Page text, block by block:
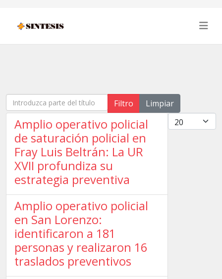
Introduzca parte del título Filtro
Limpiar
Cantidad
Amplio operativo policial
de saturación policial en
Fray Luis Beltrán: La UR
XVII profundiza su
estrategia preventiva
Amplio operativo policial
en San Lorenzo:
identificaron a 181
personas y realizaron 16
traslados preventivos